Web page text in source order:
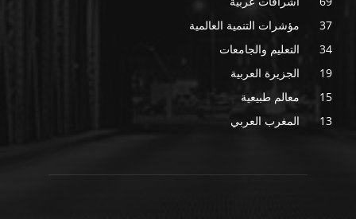
مؤشرات التنمية العالمية
37
التعليم والجامعات
34
الجزيرة العربية
19
معالم طبيعية
15
المغرب العربي
13